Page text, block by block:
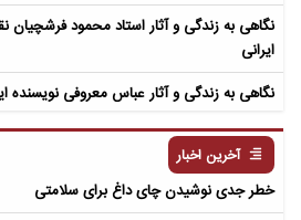
نگاهی به زندگی و آثار استاد محمود
ایرانی
نگاهی به زندگی و آثار عباس معروفی نویسنده
آخرین اخبار
خطر جدی نوشیدن چای داغ برای سلامتی